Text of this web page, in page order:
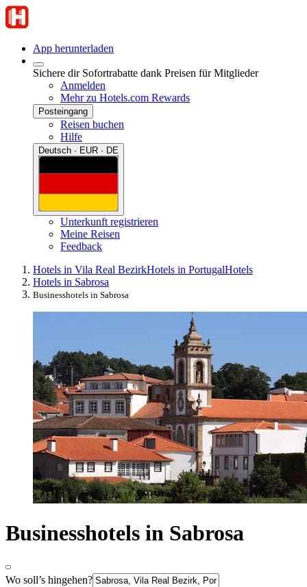
App herunterladen
Sichere dir Sofortrabatte dank Preisen für Mitglieder
Anmelden
Mehr zu Hotels.com Rewards
Posteingang
Reisen buchen
Hilfe
Deutsch · EUR · DE
Unterkunft registrieren
Meine Reisen
Feedback
Hotels in Vila Real BezirkHotels in PortugalHotels
Hotels in Sabrosa
Businesshotels in Sabrosa
Businesshotels in Sabrosa
Wo soll’s hingehen?